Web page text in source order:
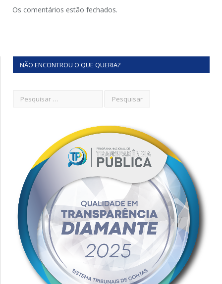
Os comentários estão fechados.
NÃO ENCONTROU O QUE QUERIA?